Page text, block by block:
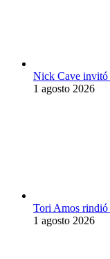
Nick Cave invitó
1 agosto 2026
Tori Amos rindió
1 agosto 2026